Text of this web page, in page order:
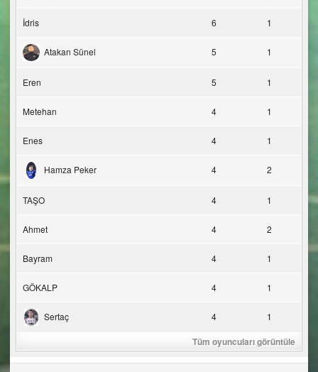
İdris 6 1
Atakan Sünel 5 1
Eren 5 1
Metehan 4 1
Enes 4 1
Hamza Peker 4 2
TAŞO 4 1
Ahmet 4 2
Bayram 4 1
GÖKALP 4 1
Sertaç 4 1
Tüm oyuncuları görüntüle